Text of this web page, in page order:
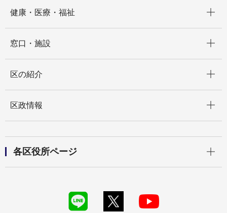
健康・医療・福祉
窓口・施設
区の紹介
区政情報
各区役所ページ